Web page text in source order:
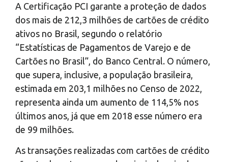
A Certificação PCI garante a proteção de dados
dos mais de 212,3 milhões de cartões de crédito
ativos no Brasil, segundo o relatório
“Estatísticas de Pagamentos de Varejo e de
Cartões no Brasil”, do Banco Central. O número,
que supera, inclusive, a população brasileira,
estimada em 203,1 milhões no Censo de 2022,
representa ainda um aumento de 114,5% nos
últimos anos, já que em 2018 esse número era
de 99 milhões.
As transações realizadas com cartões de crédito